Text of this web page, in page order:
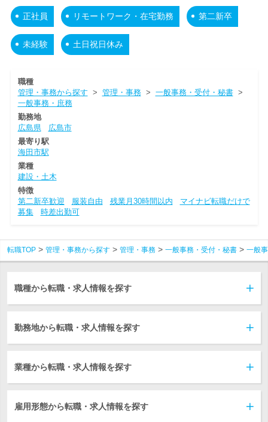
正社員 リモートワーク・在宅勤務 第二新卒
未経験 土日祝日休み
職種
管理・事務から探す > 管理・事務> 一般事務・受付・秘書>
一般事務・庶務
勤務地
広島県
広島市
最寄り駅
海田市駅
業種
建設・土木
特徴
第二新卒歓迎
服装自由 残業月30時間以内
マイナビ転職だけで
募集
時差出勤可
転職TOP 管理・事務から探す 管理・事務 一般事務・受付・秘書 一般
職種から転職・求人情報を探す
勤務地から転職・求人情報を探す
業種から転職・求人情報を探す
雇用形態から転職・求人情報を探す